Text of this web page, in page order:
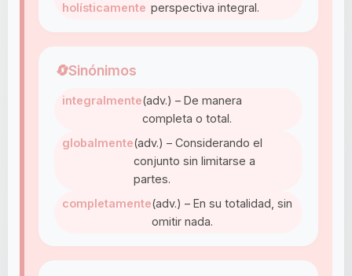
holísticamente perspectiva integral.
🔄Sinónimos
integralmente(adv.) – De manera
completa o total.
globalmente(adv.) – Considerando el
conjunto sin limitarse a
partes.
completamente(adv.) – En su totalidad, sin
omitir nada.